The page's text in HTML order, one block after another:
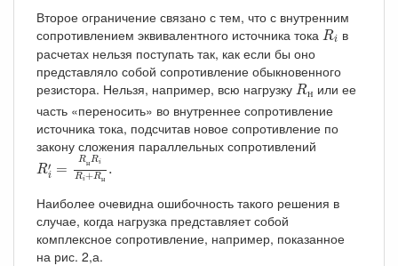
Второе ограничение связано с тем, что с внутренним
сопротивлением эквивалентного источника тока Ri
Ri в
расчетах нельзя поступать так, как если бы оно
представляло собой сопротивление обыкновенного
резистора. Нельзя, например, всю нагрузку Rн
Rн или ее
часть «переносить» во внутреннее сопротивление
источника тока, подсчитав новое сопротивление по
закону сложения параллельных сопротивлений
R′
i = RнRi
Ri+Rн
.
Ri′=RнRiRi+Rн .
Наиболее очевидна ошибочность такого решения в
случае, когда нагрузка представляет собой
комплексное сопротивление, например, показанное
на рис. 2,а.